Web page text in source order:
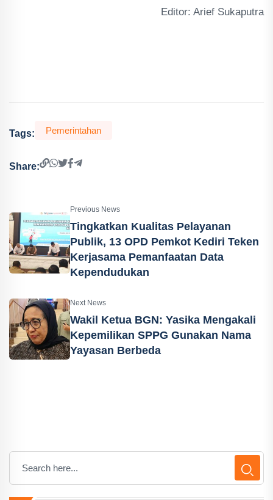
Editor: Arief Sukaputra
Tags: Pemerintahan
Share:
Previous News
Tingkatkan Kualitas Pelayanan
Publik, 13 OPD Pemkot Kediri Teken
Kerjasama Pemanfaatan Data
Kependudukan
Next News
Wakil Ketua BGN: Yasika Mengakali
Kepemilikan SPPG Gunakan Nama
Yayasan Berbeda